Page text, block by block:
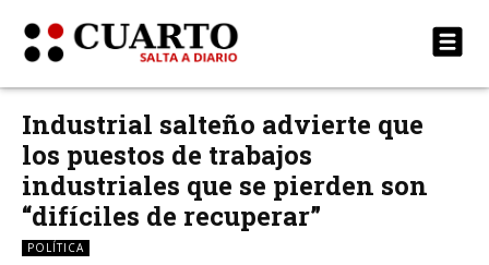
Industrial salteño advierte que
los puestos de trabajos
industriales que se pierden son
“difíciles de recuperar”
POLÍTICA